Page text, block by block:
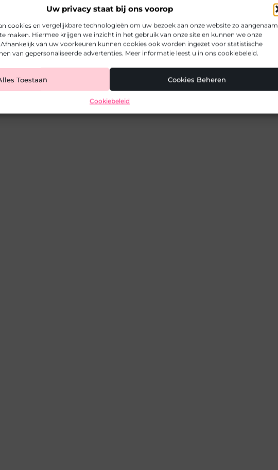
Uw privacy staat bij ons voorop
cookies en vergelijkbare technologieën om uw bezoek aan onze website zo aangenaam
maken. Hiermee krijgen we inzicht in het gebruik van onze site en kunnen we onze
van uw voorkeuren kunnen cookies ook worden ingezet voor statistische
van gepersonaliseerde advertenties. Meer informatie leest u in ons cookiebeleid.
Toestaan Cookies Beheren
Cookiebeleid